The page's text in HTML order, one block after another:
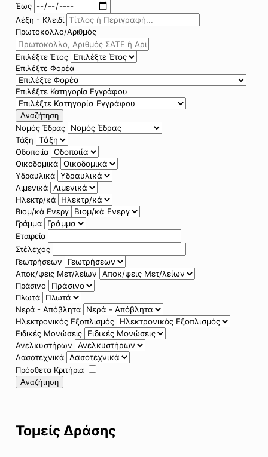
Έως
Λέξη - Κλειδί
Πρωτοκολλο/Αριθμός
Επιλέξτε Έτος
Επιλέξτε Φορέα
Επιλέξτε Κατηγορία Εγγράφου
Αναζήτηση
Νομός Έδρας
Τάξη
Οδοποιία
Οικοδομικά
Υδραυλικά
Λιμενικά
Ηλεκτρ/κά
Βιομ/κά Ενεργ
Γράμμα
Εταιρεία
Στέλεχος
Γεωτρήσεων
Αποκ/ψεις Μετ/λείων
Πράσινο
Πλωτά
Νερά - Απόβλητα
Ηλεκτρονικός Εξοπλισμός
Ειδικές Μονώσεις
Ανελκυστήρων
Δασοτεχνικά
Πρόσθετα Κριτήρια
Αναζήτηση
Τομείς Δράσης